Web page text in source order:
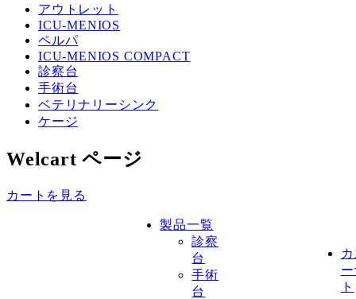
アウトレット
ICU-MENIOS
ペルパ
ICU-MENIOS COMPACT
診察台
手術台
ベテリナリーシンク
ケージ
Welcart ページ
カートを見る
製品一覧
診察
台
手術
台
ト